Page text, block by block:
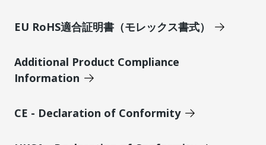
EU RoHS適合証明書（モレックス書式）
Additional Product Compliance
Information
CE - Declaration of Conformity